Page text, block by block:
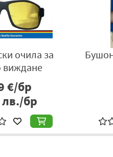
очила за
€/бр
лв./бр